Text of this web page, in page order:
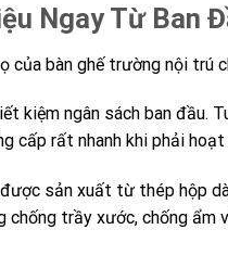
Ngay Từ Ban
bàn ghế trường nội trú
kiệm ngân sách ban đầu.
cấp rất nhanh khi phải
sản xuất từ thép hộp
chống trầy xước, chống ẩm